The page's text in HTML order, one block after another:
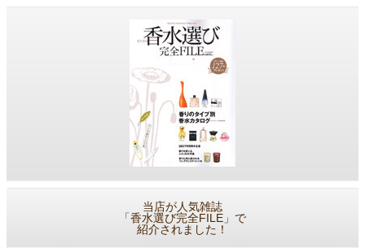
当店が人気雑誌
「香水選び完全FILE」で
紹介されました！